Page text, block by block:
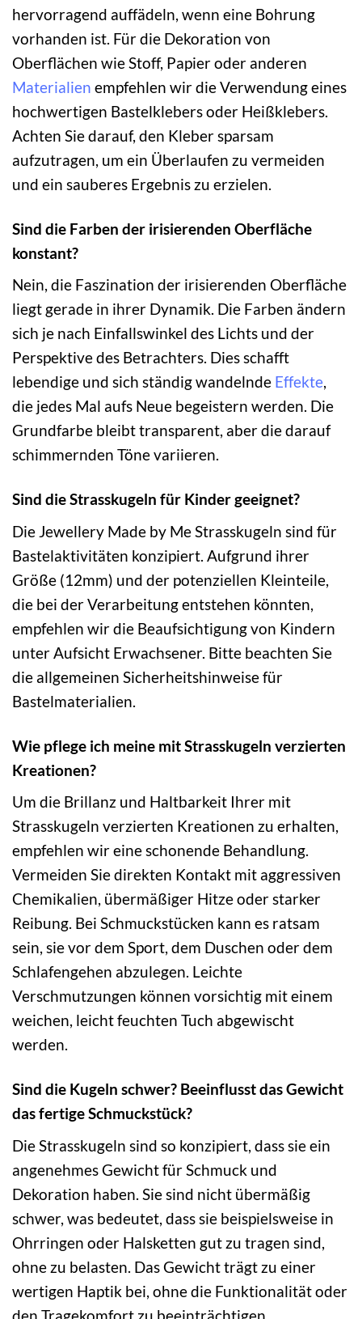
hervorragend auffädeln, wenn eine Bohrung
vorhanden ist. Für die Dekoration von
Oberflächen wie Stoff, Papier oder anderen
Materialien empfehlen wir die Verwendung eines
hochwertigen Bastelklebers oder Heißklebers.
Achten Sie darauf, den Kleber sparsam
aufzutragen, um ein Überlaufen zu vermeiden
und ein sauberes Ergebnis zu erzielen.
Sind die Farben der irisierenden Oberfläche
konstant?
Nein, die Faszination der irisierenden Oberfläche
liegt gerade in ihrer Dynamik. Die Farben ändern
sich je nach Einfallswinkel des Lichts und der
Perspektive des Betrachters. Dies schafft
lebendige und sich ständig wandelnde Effekte,
die jedes Mal aufs Neue begeistern werden. Die
Grundfarbe bleibt transparent, aber die darauf
schimmernden Töne variieren.
Sind die Strasskugeln für Kinder geeignet?
Die Jewellery Made by Me Strasskugeln sind für
Bastelaktivitäten konzipiert. Aufgrund ihrer
Größe (12mm) und der potenziellen Kleinteile,
die bei der Verarbeitung entstehen könnten,
empfehlen wir die Beaufsichtigung von Kindern
unter Aufsicht Erwachsener. Bitte beachten Sie
die allgemeinen Sicherheitshinweise für
Bastelmaterialien.
Wie pflege ich meine mit Strasskugeln verzierten
Kreationen?
Um die Brillanz und Haltbarkeit Ihrer mit
Strasskugeln verzierten Kreationen zu erhalten,
empfehlen wir eine schonende Behandlung.
Vermeiden Sie direkten Kontakt mit aggressiven
Chemikalien, übermäßiger Hitze oder starker
Reibung. Bei Schmuckstücken kann es ratsam
sein, sie vor dem Sport, dem Duschen oder dem
Schlafengehen abzulegen. Leichte
Verschmutzungen können vorsichtig mit einem
weichen, leicht feuchten Tuch abgewischt
werden.
Sind die Kugeln schwer? Beeinflusst das Gewicht
das fertige Schmuckstück?
Die Strasskugeln sind so konzipiert, dass sie ein
angenehmes Gewicht für Schmuck und
Dekoration haben. Sie sind nicht übermäßig
schwer, was bedeutet, dass sie beispielsweise in
Ohrringen oder Halsketten gut zu tragen sind,
ohne zu belasten. Das Gewicht trägt zu einer
wertigen Haptik bei, ohne die Funktionalität oder